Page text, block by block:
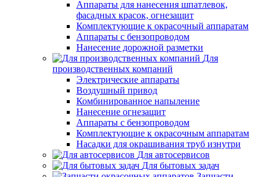
Аппараты для нанесения шпатлевок,
фасадных красок, огнезащит
Комплектующие к окрасочный аппаратам
Аппараты с бензопроводом
Нанесение дорожной разметки
Для
производственных компаний
Электрические аппараты
Воздушный привод
Комбинированное напыление
Нанесение огнезащит
Аппараты с бензопроводом
Комплектующие к окрасочным аппаратам
Насадки для окрашивания труб изнутри
Для автосервисов
Для бытовых задач